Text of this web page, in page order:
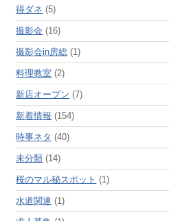
得ダネ (5)
撮影会 (16)
撮影会in房総 (1)
料理教室 (2)
新店オープン (7)
新着情報 (154)
時事ネタ (40)
未分類 (14)
桜のマル秘スポット (1)
水道関連 (1)